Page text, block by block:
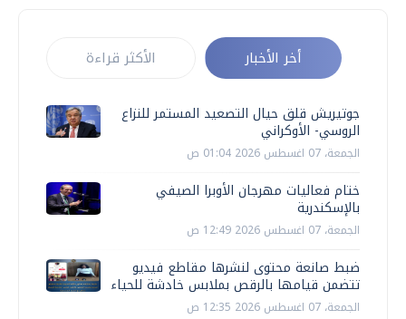
أخر الأخبار الأكثر قراءة
جوتيريش قلق حيال التصعيد المستمر للنزاع
الروسي- الأوكراني
الجمعة، 07 اغسطس 2026 01:04 ص
ختام فعاليات مهرجان الأوبرا الصيفي
بالإسكندرية
الجمعة، 07 اغسطس 2026 12:49 ص
ضبط صانعة محتوى لنشرها مقاطع فيديو
تتضمن قيامها بالرقص بملابس خادشة للحياء
الجمعة، 07 اغسطس 2026 12:35 ص